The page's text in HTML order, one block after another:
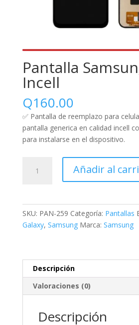
Pantalla
Incell
Q160.00
✅ Pantalla de reemplazo para
pantalla generica en calidad incell
para instalarse en el dispositivo.
Añadir al
SKU: PAN-259 Categoría: Pantallas
Galaxy, Samsung Marca: Samsung
Descripción
Valoraciones (0)
Descripción